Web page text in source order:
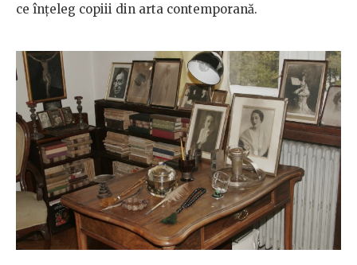
ce înțeleg copiii din arta contemporană.